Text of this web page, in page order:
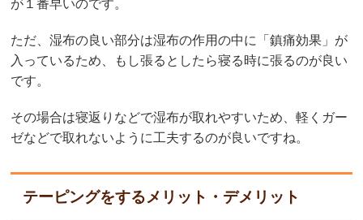
が１番早いのです。
ただ、湿布の良い部分は湿布の作用の中に「鎮痛効果」が
入っているため、もし張るとしたら寝る時に張るのが良い
です。
その場合は寝返りなどで湿布が取れやすいため、軽くガー
ゼなどで取れないように工夫するのが良いですね。
テーピングをするメリット・デメリット